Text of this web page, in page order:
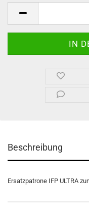
Beschreibung
Ersatzpatrone IFP ULTRA